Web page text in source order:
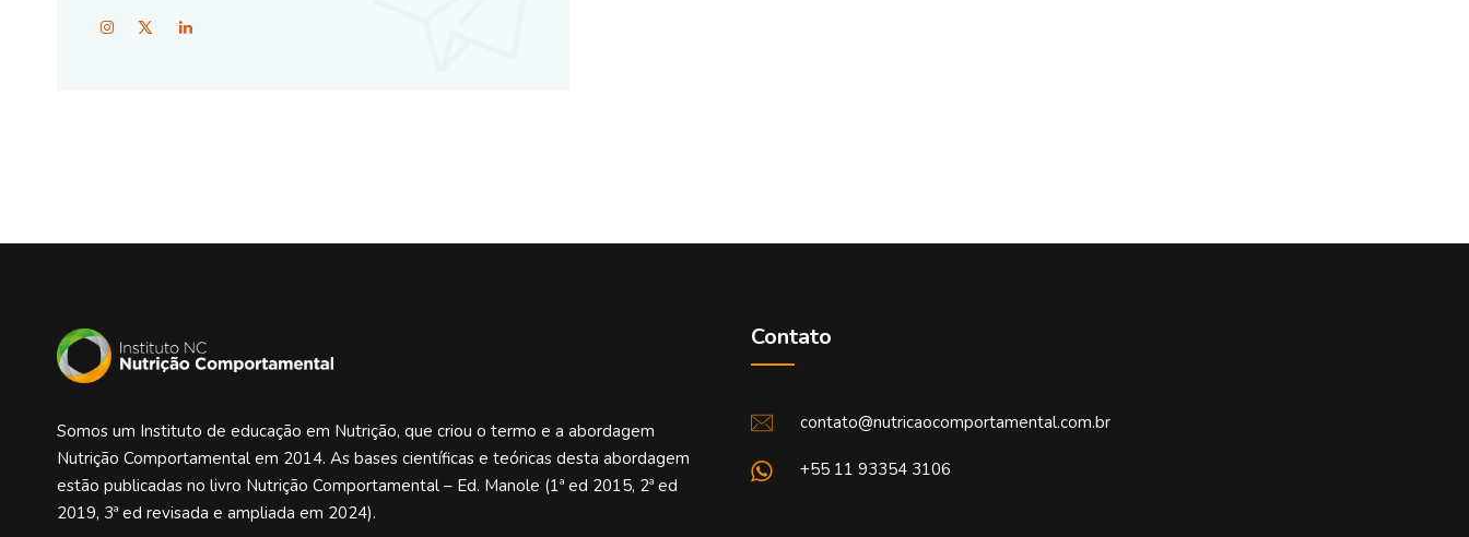
Somos um Instituto de educação em Nutrição, que criou o termo e a abordagem
Nutrição Comportamental em 2014. As bases científicas e teóricas desta abordagem
estão publicadas no livro Nutrição Comportamental – Ed. Manole (1ª ed 2015, 2ª ed
2019, 3ª ed revisada e ampliada em 2024).
Contato
contato@nutricaocomportamental.com.br
+55 11 93354 3106